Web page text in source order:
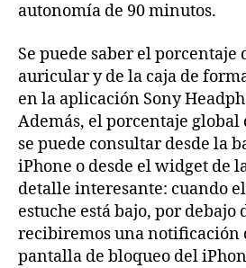
autonomía de 90 minutos.
Se puede saber el porcentaje
auricular y de la caja de
en la aplicación Sony
Además, el porcentaje global
se puede consultar desde la
iPhone o desde el widget de
detalle interesante: cuando
estuche está bajo, por debajo
recibiremos una notificación
pantalla de bloqueo del